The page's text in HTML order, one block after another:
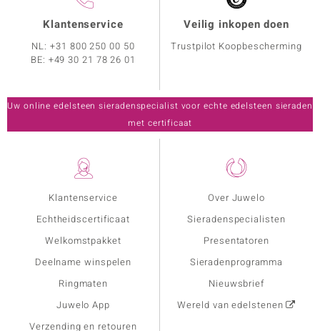
Klantenservice
Echtheidscertificaat
Welkomstpakket
Deelname winspelen
Ringmaten
Juwelo App
Verzending en retouren
Over Juwelo
Sieradenspecialisten
Presentatoren
Sieradenprogramma
Nieuwsbrief
Wereld van edelstenen
Klantenservice
NL:+31 800 250 00 50
BE: +49 30 21 78 26 01
Veilig inkopen doen
Trustpilot Koopbescherming
Uw online edelsteen sieradenspecialist voor echte edelsteen sieraden
met certificaat